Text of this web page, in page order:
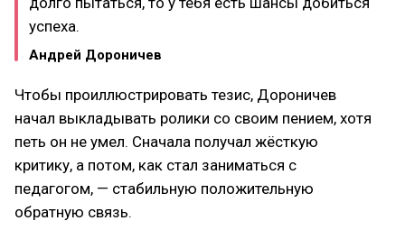
успеха.
Андрей Дороничев
Чтобы проиллюстрировать тезис, Дороничев
начал выкладывать ролики со своим пением, хотя
петь он не умел. Сначала получал жёсткую
критику, а потом, как стал заниматься с
педагогом, — стабильную положительную
обратную связь.